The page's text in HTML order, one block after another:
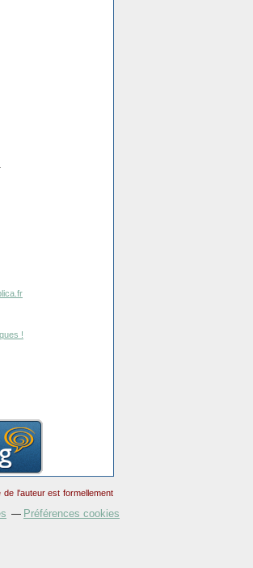
!
l'auteur est formellement
Préférences cookies